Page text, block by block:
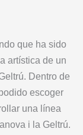
que ha sido
artística de un
Dentro de
escoger
una línea
i la Geltrú.